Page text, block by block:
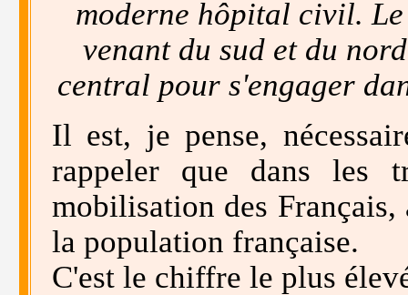
moderne hôpital civil.
venant du sud et du
central pour s'engager
Il est, je pense,
rappeler que dans les
mobilisation des
la population française.
C'est le chiffre le plus